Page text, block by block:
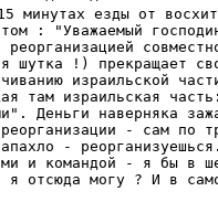
минутах езды от
: "Уважаемый
шутка !) прекращает
израильской
там израильская
Деньги наверняка
- сам по
-
и командой - я бы в
я отсюда могу ? И в